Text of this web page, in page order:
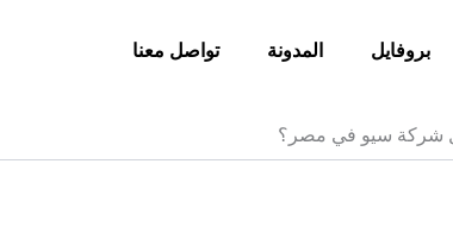
بروفايل المدونة تواصل معنا
شركة سيو في مصر؟